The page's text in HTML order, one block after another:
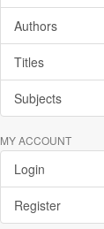
Authors
Titles
Subjects
MY ACCOUNT
Login
Register